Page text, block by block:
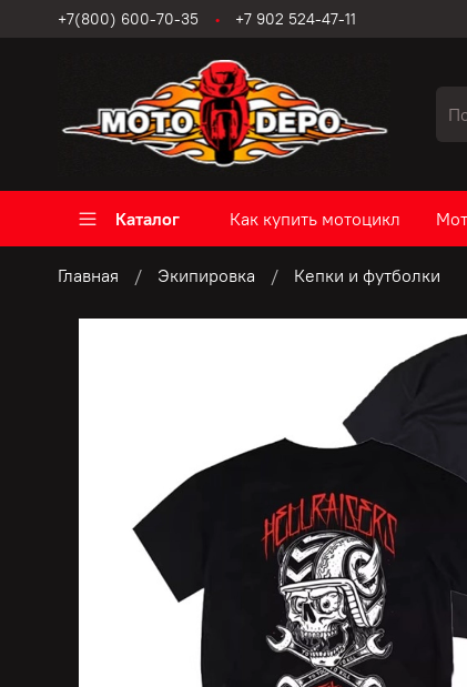
+7(800) 600-70-35 +7 902 524-47-11
Каталог Как купить мотоцикл
Главная Экипировка Кепки и футболки